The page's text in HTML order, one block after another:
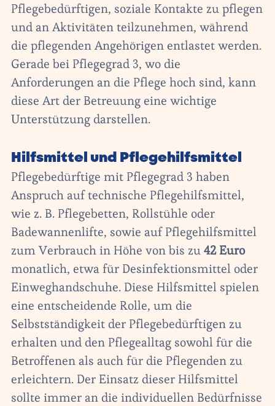
Pflegebedürftigen, soziale Kontakte zu pflegen
und an Aktivitäten teilzunehmen, während
die pflegenden Angehörigen entlastet werden.
Gerade bei Pflegegrad 3, wo die
Anforderungen an die Pflege hoch sind, kann
diese Art der Betreuung eine wichtige
Unterstützung darstellen.
Hilfsmittel und Pflegehilfsmittel
Pflegebedürftige mit Pflegegrad 3 haben
Anspruch auf technische Pflegehilfsmittel,
wie z. B. Pflegebetten, Rollstühle oder
Badewannenlifte, sowie auf Pflegehilfsmittel
zum Verbrauch in Höhe von bis zu 42 Euro
monatlich, etwa für Desinfektionsmittel oder
Einweghandschuhe. Diese Hilfsmittel spielen
eine entscheidende Rolle, um die
Selbstständigkeit der Pflegebedürftigen zu
erhalten und den Pflegealltag sowohl für die
Betroffenen als auch für die Pflegenden zu
erleichtern. Der Einsatz dieser Hilfsmittel
sollte immer an die individuellen Bedürfnisse